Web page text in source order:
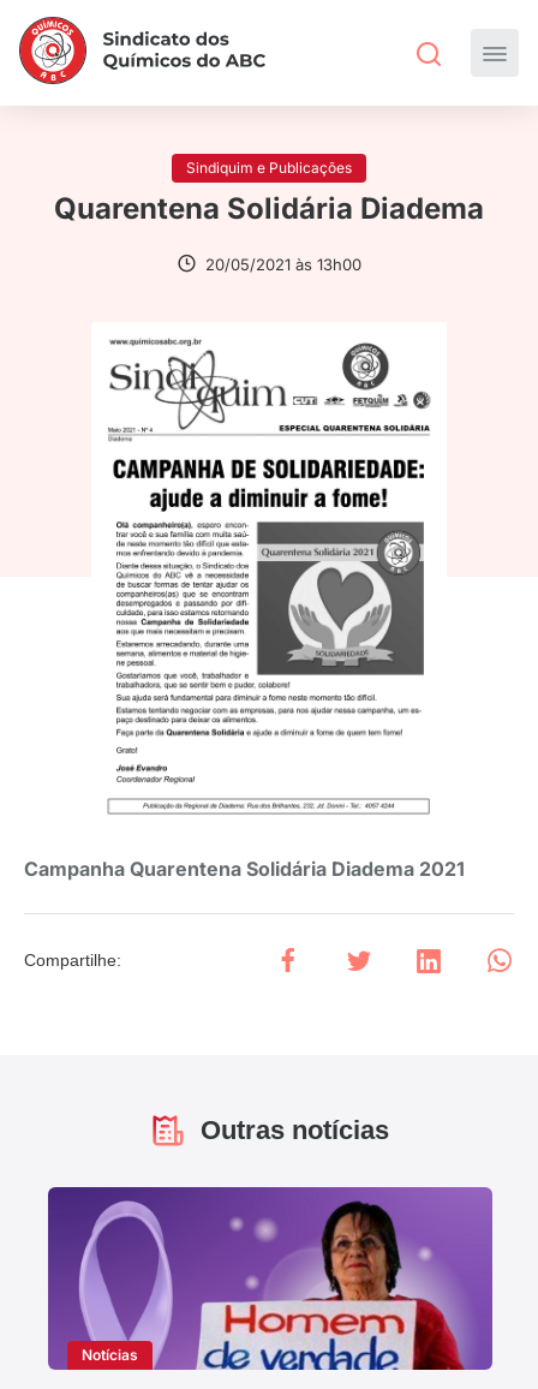
Sindiquim e Publicações
Quarentena Solidária Diadema
20/05/2021 às 13h00
Campanha Quarentena Solidária Diadema 2021
Compartilhe:
Outras notícias
Notícias